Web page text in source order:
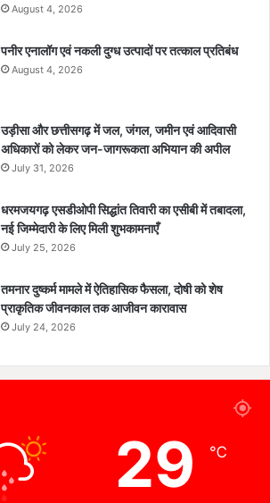
August 4, 2026
पनीर एनालॉग एवं नकली दुग्ध उत्पादों पर तत्काल प्रतिबंध
August 4, 2026
उड़ीसा और छत्तीसगढ़ में जल, जंगल, जमीन एवं आदिवासी
अधिकारों को लेकर जन-जागरूकता अभियान की अपील
July 31, 2026
धरमजयगढ़ एसडीओपी सिद्धांत तिवारी का एसीबी में तबादला,
नई जिम्मेदारी के लिए मिली शुभकामनाएँ
July 25, 2026
तमनार दुष्कर्म मामले में ऐतिहासिक फैसला, दोषी को शेष
प्राकृतिक जीवनकाल तक आजीवन कारावास
July 24, 2026
29 ℃